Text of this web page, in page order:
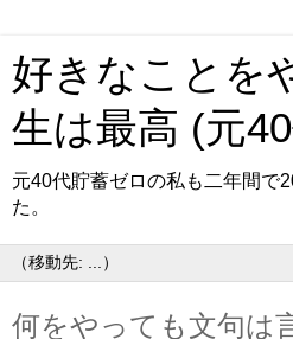
好きなことを
生は最高 (元
元40代貯蓄ゼロの私も二年間で
た。
何をやっても文句は